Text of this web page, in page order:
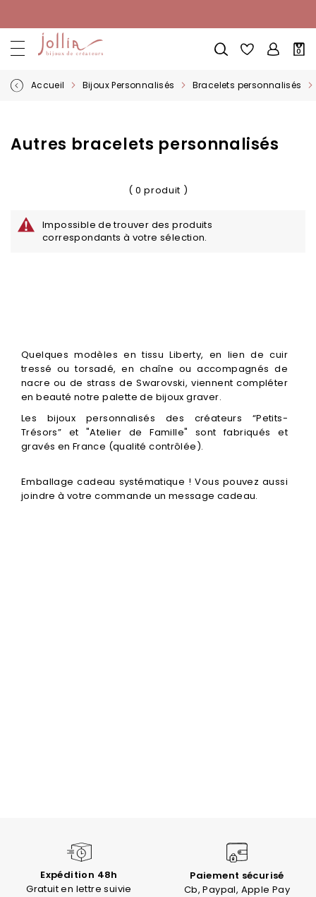
au
contenu
Mon
0
Accueil Bijoux Personnalisés Bracelets personnalisés
Autres bracelets personnalisés
Impossible de trouver des produits
correspondants à votre sélection.
Quelques modèles en tissu Liberty, en lien de cuir
tressé ou torsadé, en chaîne ou accompagnés de
nacre ou de strass de Swarovski, viennent compléter
en beauté notre palette de bijoux graver.
Les bijoux personnalisés des créateurs “Petits-
Trésors” et "Atelier de Famille" sont fabriqués et
gravés en France (qualité contrôlée).
Emballage cadeau systématique ! Vous pouvez aussi
joindre à votre commande un message cadeau.
( 0 produit )
Expédition 48h
Gratuit en lettre suivie
Paiement sécurisé
Cb, Paypal, Apple Pay